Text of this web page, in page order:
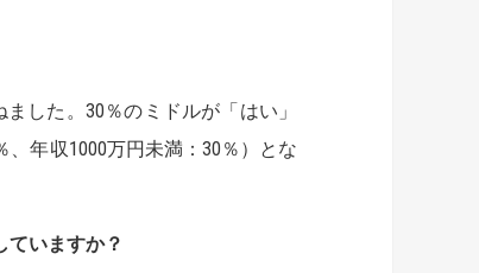
した。30％のミドルが「はい」
年収1000万円未満：30％）とな
ていますか？